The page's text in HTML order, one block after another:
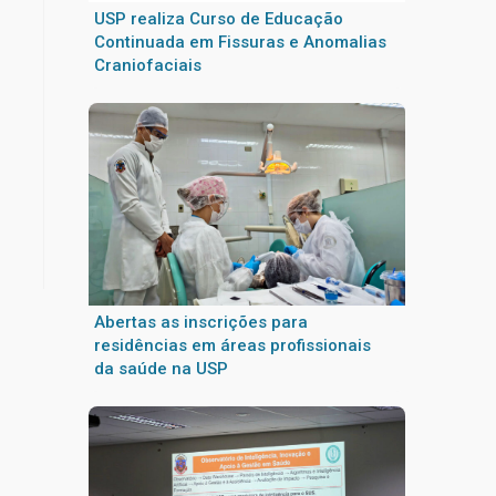
USP realiza Curso de Educação
Continuada em Fissuras e Anomalias
Craniofaciais
Abertas as inscrições para
residências em áreas profissionais
da saúde na USP